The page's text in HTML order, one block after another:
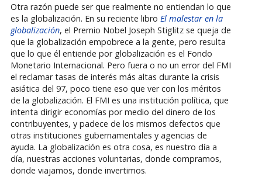
Otra razón puede ser que realmente no entiendan lo que
es la globalización. En su reciente libro El malestar en la
globalización, el Premio Nobel Joseph Stiglitz se queja de
que la globalización empobrece a la gente, pero resulta
que lo que él entiende por globalización es el Fondo
Monetario Internacional. Pero fuera o no un error del FMI
el reclamar tasas de interés más altas durante la crisis
asiática del 97, poco tiene eso que ver con los méritos
de la globalización. El FMI es una institución política, que
intenta dirigir economías por medio del dinero de los
contribuyentes, y padece de los mismos defectos que
otras instituciones gubernamentales y agencias de
ayuda. La globalización es otra cosa, es nuestro día a
día, nuestras acciones voluntarias, donde compramos,
donde viajamos, donde invertimos.